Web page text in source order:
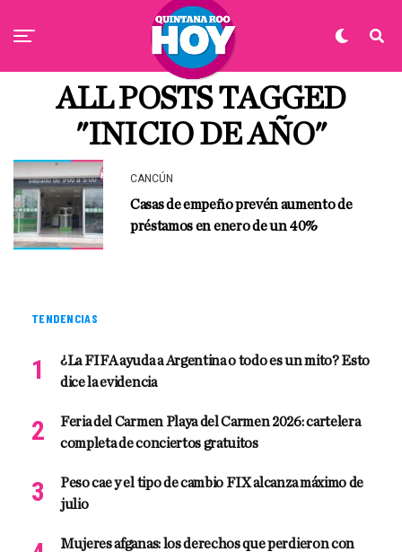
ALL POSTS TAGGED
"INICIO DE AÑO"
CANCÚN
Casas de empeño prevén aumento de
préstamos en enero de un 40%
TENDENCIAS
¿La FIFA ayuda a Argentina o todo es un mito? Esto
dice la evidencia
Feria del Carmen Playa del Carmen 2026: cartelera
completa de conciertos gratuitos
Peso cae y el tipo de cambio FIX alcanza máximo de
julio
Mujeres afganas: los derechos que perdieron con